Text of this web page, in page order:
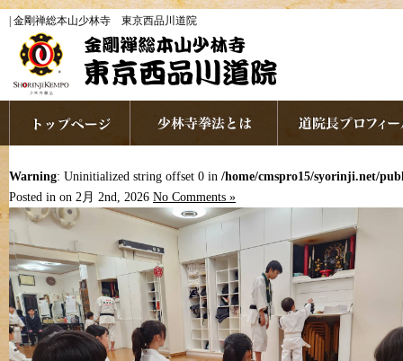
| 金剛禅総本山少林寺 東京西品川道院
Warning: Uninitialized string offset 0 in /home/cmspro15/syorinji.net/
Posted in on 2月 2nd, 2026 No Comments »